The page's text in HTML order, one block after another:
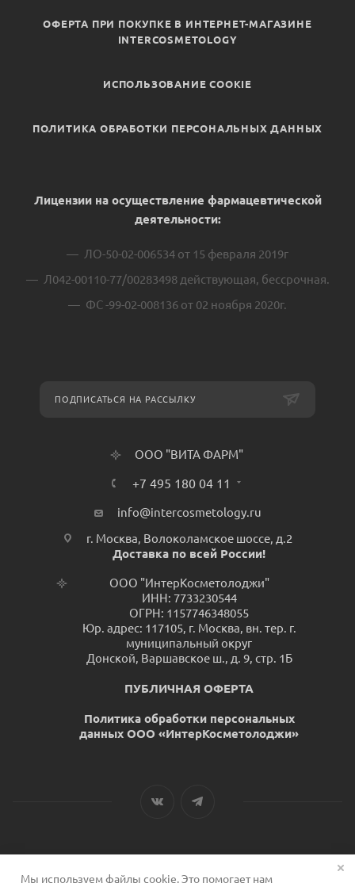
ОФЕРТА ПРИ ПОКУПКЕ В ИНТЕРНЕТ-МАГАЗИНЕ
INTERCOSMETOLOGY
ИСПОЛЬЗОВАНИЕ COOKIE
ПОЛИТИКА ОБРАБОТКИ ПЕРСОНАЛЬНЫХ ДАННЫХ
Лицензии на осуществление фармацевтической
деятельности:
ЛО-50-02-006534 от 15 февраля 2019г
Л042-00110-77/00283498 действующая, бессрочная.
ФС -99-02-008136 от 02 ноября 2020г.
ПОДПИСАТЬСЯ НА РАССЫЛКУ
ООО "ВИТА ФАРМ"
+7 495 180 04 11
info@intercosmetology.ru
г. Москва, Волоколамское шоссе, д.2
Доставка по всей России!
ООО "ИнтерКосметолоджи"
ИНН: 7733230544
ОГРН: 1157746348055
Юр. адрес: 117105, г. Москва, вн. тер. г.
муниципальный округ
Донской, Варшавское ш., д. 9, стр. 1Б
ПУБЛИЧНАЯ ОФЕРТА
Политика обработки персональных
данных ООО «ИнтерКосметолоджи»
Мы используем файлы cookie. Это помогает нам